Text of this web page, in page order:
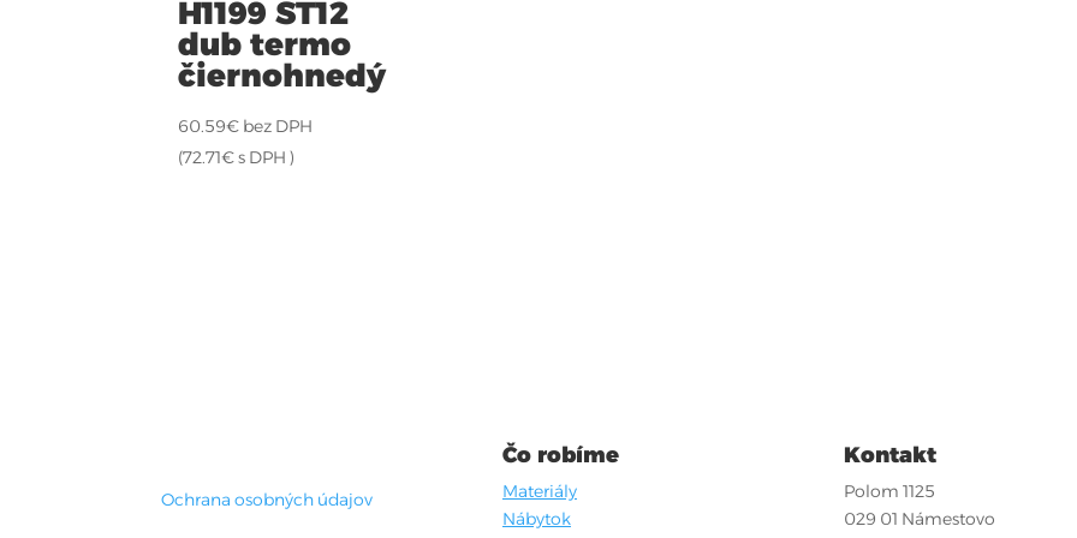
H1199 ST12
dub termo
čiernohnedý
60.59€ bez DPH
(72.71€s DPH )
Ochrana osobných údajov
Čo robíme
Materiály
Nábytok
Kontakt
Polom 1125
029 01 Námestovo